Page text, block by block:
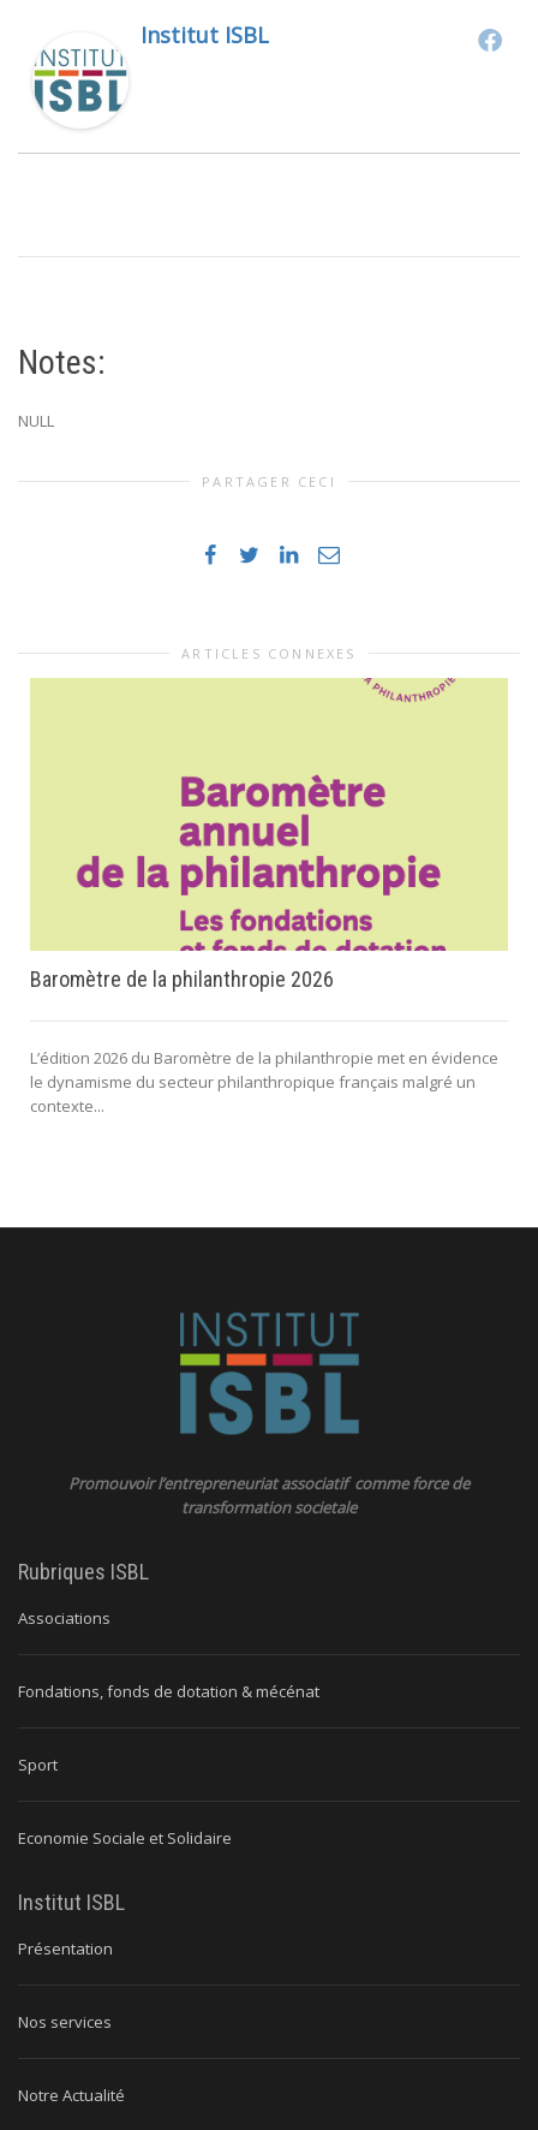
Institut ISBL
Notes:
NULL
PARTAGER CECI
ARTICLES CONNEXES
Baromètre de la philanthropie 2026
L’édition 2026 du Baromètre de la philanthropie met en évidence
le dynamisme du secteur philanthropique français malgré un
contexte...
Promouvoir l’entrepreneuriat associatif comme force de
transformation societale
Rubriques ISBL
Associations
Fondations, fonds de dotation & mécénat
Sport
Economie Sociale et Solidaire
Institut ISBL
Présentation
Nos services
Notre Actualité